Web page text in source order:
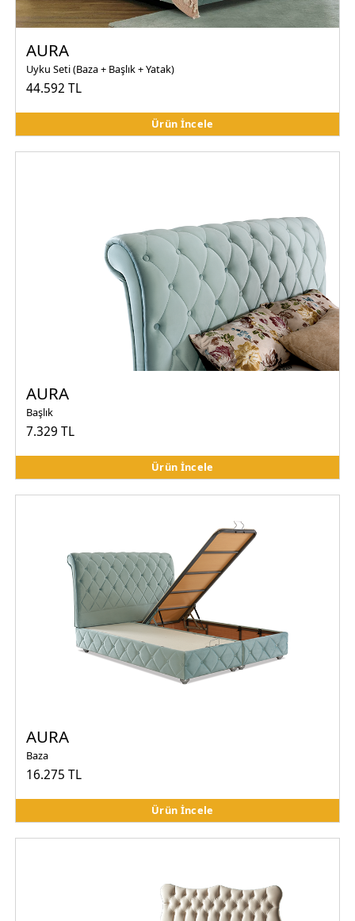
AURA
Uyku Seti (Baza + Başlık + Yatak)
44.592 TL
Ürün İncele
AURA
Başlık
7.329 TL
Ürün İncele
AURA
Baza
16.275 TL
Ürün İncele